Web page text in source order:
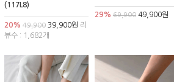
(117L8)
20% 49,900 39,900원 리
뷰수 : 1,682개
29% 69,90049,900원